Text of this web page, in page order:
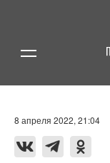
8 апреля 2022, 21:04